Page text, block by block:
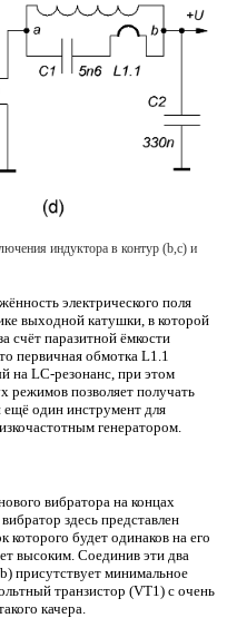
индуктора в контур (b,c) и
электрического поля
выходной катушки, в которой
счёт паразитной ёмкости
первичная обмотка L1.1
на LC-резонанс, при этом
режимов позволяет получать
ещё один инструмент для
генератором.
вибратора на концах
здесь представлен
будет одинаков на его
высоким. Соединив эти два
присутствует минимальное
транзистор (VT1) с очень
качера.